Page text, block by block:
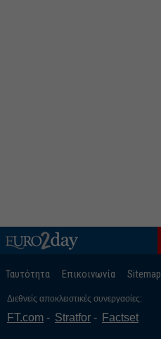
Ταυτότητα Επικοινωνία Sitemap
Διεθνείς αποκλειστικές συνεργασίες:
FT.com Stratfor Factset